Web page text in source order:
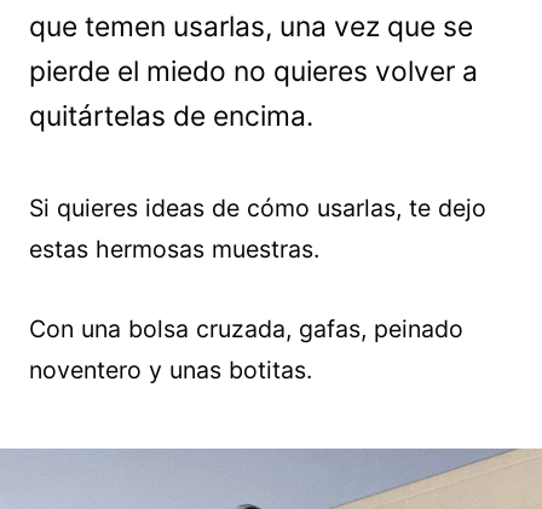
que temen usarlas, una vez que se
pierde el miedo no quieres volver a
quitártelas de encima.
Si quieres ideas de cómo usarlas, te dejo
estas hermosas muestras.
Con una bolsa cruzada, gafas, peinado
noventero y unas botitas.